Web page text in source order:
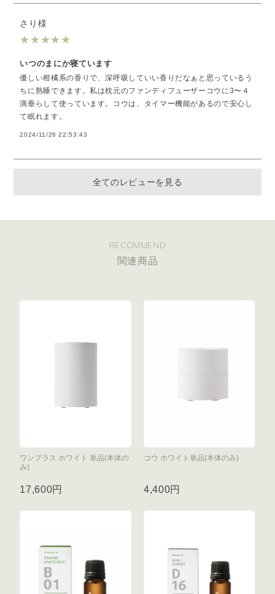
さり様
★★★★★
いつのまにか寝ています
優しい柑橘系の香りで、深呼吸していい香りだなぁと思っているう
ちに熟睡できます。私は枕元のファンディフューザーコウに3〜４
滴垂らして使っています。コウは、タイマー機能があるので安心し
て眠れます。
2024/11/26 22:53:43
全てのレビューを見る
RECOMMEND
関連商品
ワンプラス ホワイト 単品(本体の
み)
17,600円
コウ ホワイト単品(本体のみ)
4,400円